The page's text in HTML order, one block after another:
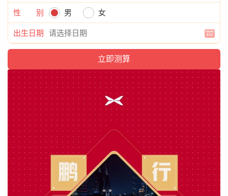
性 别 男 女
出生日期